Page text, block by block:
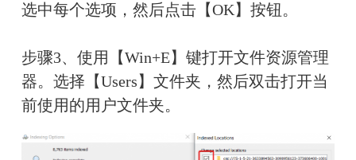
选中每个选项，然后点击【OK】按钮。
步骤3、使用【Win+E】键打开文件资源管理
器。选择【Users】文件夹，然后双击打开当
前使用的用户文件夹。